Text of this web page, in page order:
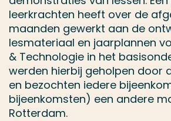
leerkrachten heeft over de
maanden gewerkt aan de
lesmateriaal en jaarplannen
& Technologie in het
werden hierbij geholpen door
en bezochten iedere
bijeenkomsten) een andere
Rotterdam.